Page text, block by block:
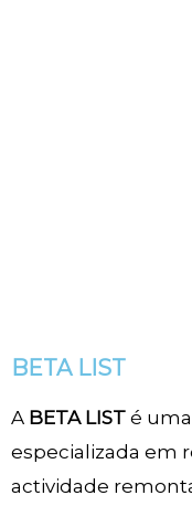
BETA LIST
A BETA LIST é
especializada em
actividade remonta